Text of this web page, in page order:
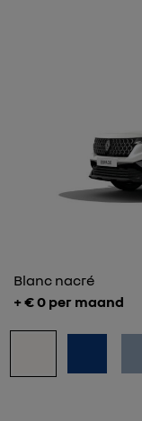
Blanc nacré
+ €0 per maand